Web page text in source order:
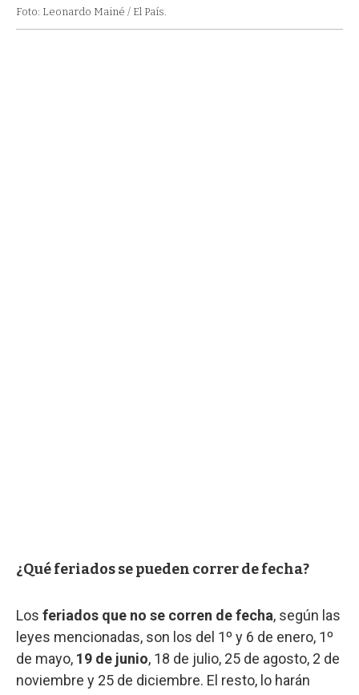
Foto: Leonardo Mainé / El País.
¿Qué feriados se pueden correr de fecha?
Los feriados que no se corren de fecha, según las
leyes mencionadas, son los del 1º y 6 de enero, 1º
de mayo, 19 de junio, 18 de julio, 25 de agosto, 2 de
noviembre y 25 de diciembre. El resto, lo harán